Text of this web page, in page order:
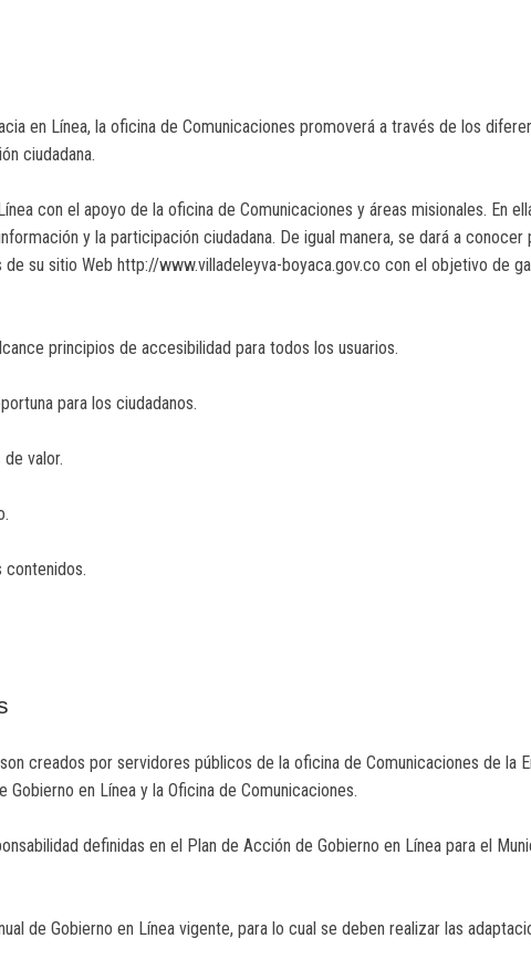
en Línea, la oficina de Comunicaciones promoverá a través de los
ciudadana.
con el apoyo de la oficina de Comunicaciones y áreas misionales. En
y la participación ciudadana. De igual manera, se dará a
su sitio Web http://www.villadeleyva-boyaca.gov.co con el objetivo de
principios de accesibilidad para todos los usuarios.
para los ciudadanos.
valor.
contenidos.
creados por servidores públicos de la oficina de Comunicaciones de la
en Línea y la Oficina de Comunicaciones.
definidas en el Plan de Acción de Gobierno en Línea para el
de Gobierno en Línea vigente, para lo cual se deben realizar las